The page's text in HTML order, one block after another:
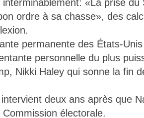
«La prise du
ordre à sa chasse», des
permanente des États-
personnelle du plus
Nikki Haley qui sonne la fin
deux ans après que
électorale.